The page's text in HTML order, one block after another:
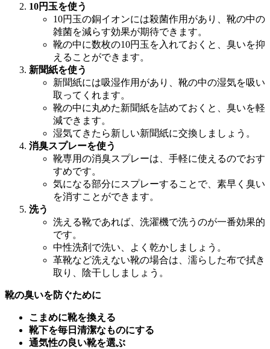
10円玉を使う
10円玉の銅イオンには殺菌作用があり、靴の中の
雑菌を減らす効果が期待できます。
靴の中に数枚の10円玉を入れておくと、臭いを抑
えることができます。
新聞紙を使う
新聞紙には吸湿作用があり、靴の中の湿気を吸い
取ってくれます。
靴の中に丸めた新聞紙を詰めておくと、臭いを軽
減できます。
湿気てきたら新しい新聞紙に交換しましょう。
消臭スプレーを使う
靴専用の消臭スプレーは、手軽に使えるのでおす
すめです。
気になる部分にスプレーすることで、素早く臭い
を消すことができます。
洗う
洗える靴であれば、洗濯機で洗うのが一番効果的
です。
中性洗剤で洗い、よく乾かしましょう。
革靴など洗えない靴の場合は、濡らした布で拭き
取り、陰干ししましょう。
靴の臭いを防ぐために
こまめに靴を換える
靴下を毎日清潔なものにする
通気性の良い靴を選ぶ